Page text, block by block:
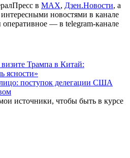
в МАХ, Дзен.Новости, а
новостями в канале
— в telegram-канале
Трампа в Китай:
ясности»
поступок делегации США
источники, чтобы быть в курсе